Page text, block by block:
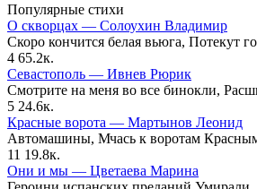
Популярные стихи
О скворцах — Солоухин Владимир
Скоро кончится белая вьюга, Потекут
4 65.2к.
Севастополь — Ивнев Рюрик
Смотрите на меня во все бинокли,
5 24.6к.
Красные ворота — Мартынов Леонид
Автомашины, Мчась к воротам
11 19.8к.
Они и мы — Цветаева Марина